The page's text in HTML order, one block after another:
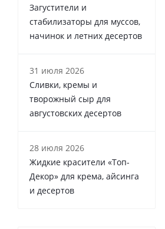
Загустители и
стабилизаторы для муссов,
начинок и летних десертов
31 июля 2026
Сливки, кремы и
творожный сыр для
августовских десертов
28 июля 2026
Жидкие красители «Топ-
Декор» для крема, айсинга
и десертов